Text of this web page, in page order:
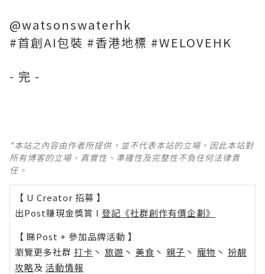
@watsonswaterhk
#首創AI包裝 #香港地標 #WELOVEHK
- 完 -
*本站之內容由作者所提供，並不代表本站的立場。因此本站對
所有博客的立場、真實性、準確性及完整性不負任何法律責
任。
【 U Creator 招募 】
出Post賺現金獎賞 l 登記《社群創作有價企劃》
【 睇Post + 參加品牌活動 】
瀏覽更多社群 打卡 丶 旅遊 丶 美食 丶 親子 丶 寵物 丶 扮靚
攻略及 活動情報